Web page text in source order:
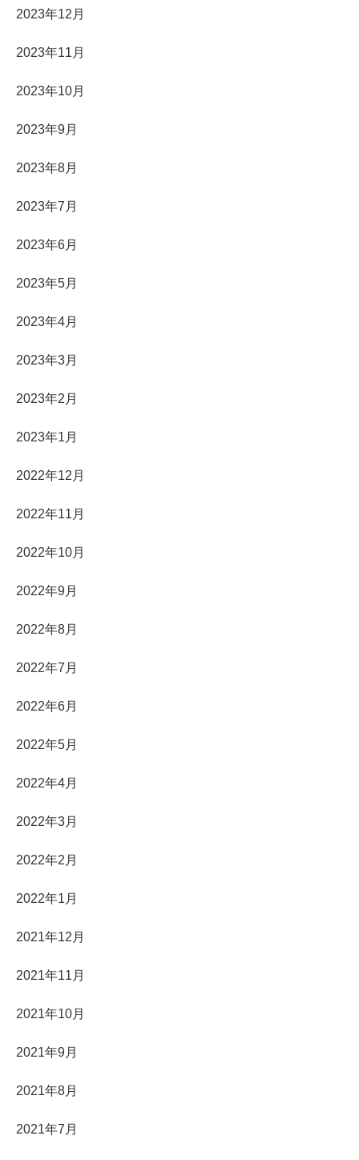
2023年12月
2023年11月
2023年10月
2023年9月
2023年8月
2023年7月
2023年6月
2023年5月
2023年4月
2023年3月
2023年2月
2023年1月
2022年12月
2022年11月
2022年10月
2022年9月
2022年8月
2022年7月
2022年6月
2022年5月
2022年4月
2022年3月
2022年2月
2022年1月
2021年12月
2021年11月
2021年10月
2021年9月
2021年8月
2021年7月